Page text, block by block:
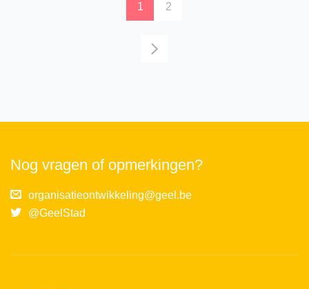
1 2
Nog vragen of opmerkingen?
organisatieontwikkeling@geel.be
@GeelStad